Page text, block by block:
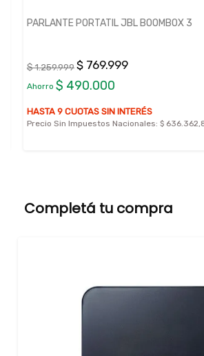
PARLANTE PORTATIL JBL BOOMBOX 3
$ 1.259.999 $ 769.999
Ahorro$ 490.000
HASTA 9 CUOTAS SIN INTERÉS
Precio Sin Impuestos Nacionales:$ 636.362,81
Completá tu compra